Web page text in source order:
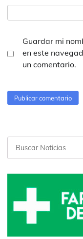
Guardar mi
en este
un comentario.